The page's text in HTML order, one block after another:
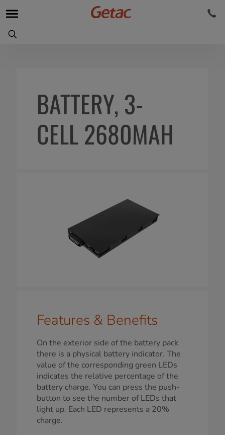
BATTERY, 3-
CELL 2680MAH
Features & Benefits
On the exterior side of the battery pack
there is a physical battery indicator. The
value of the corresponding green LEDs
indicates the relative percentage of the
battery charge. You can press the push-
button to see the number of LEDs that
light up. Each LED represents a 20%
charge.